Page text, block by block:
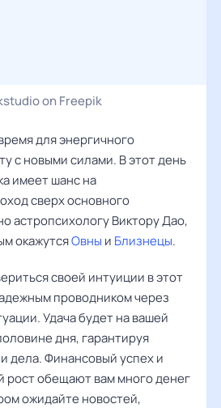
on Freepik
для энергичного
с новыми силами. В этот день
имеет шанс на
сверх основного
астропсихологу Виктору Дао,
окажутсяОвны и Близнецы.
своей интуиции в этот
проводником через
Удача будет на вашей
дня, гарантируя
дела. Финансовый успех и
рост обещают вам много денег
ожидайте новостей,